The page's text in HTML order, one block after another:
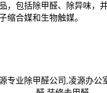
，包括除甲醛、除异味，
缩合媒和生物触媒。